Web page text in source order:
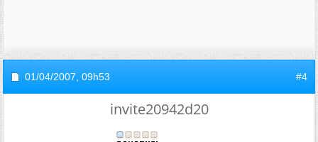
01/04/2007, 09h53 #4
invite20942d20